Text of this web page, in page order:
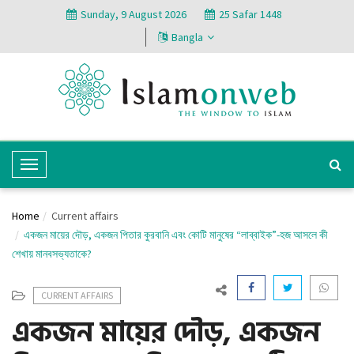
Sunday, 9 August 2026
25 Safar 1448
Bangla
T
o
g
l
e
a
v
i
Home
Current affairs
একজন মায়ের দৌড়, একজন পিতার কুরবানি এবং কোটি মানুষের “লাব্বাইক”-হজ আসলে কী
শেখায় মানবসভ্যতাকে?
CURRENT AFFAIRS
একজন মায়ের দৌড়, একজন